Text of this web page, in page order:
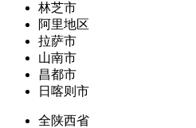
林芝市
阿里地区
拉萨市
山南市
昌都市
日喀则市
全陕西省